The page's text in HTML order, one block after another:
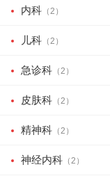
内科 （2）
儿科 （2）
急诊科 （2）
皮肤科 （2）
精神科 （2）
神经内科 （2）